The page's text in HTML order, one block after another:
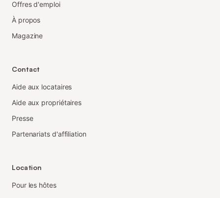
Offres d'emploi
À propos
Magazine
Contact
Aide aux locataires
Aide aux propriétaires
Presse
Partenariats d'affiliation
Location
Pour les hôtes